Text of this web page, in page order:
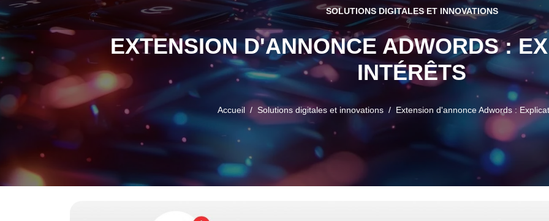
SOLUTIONS DIGITALES ET INNOVATIONS
EXTENSION D'ANNONCE ADWORDS :
INTÉRÊTS
Accueil Solutions digitales et innovations Extension d'annonce Adwords :